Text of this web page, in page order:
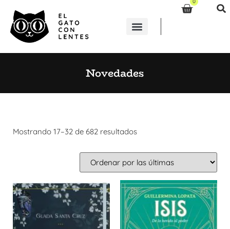
Novedades
Mostrando 17–32 de 682 resultados